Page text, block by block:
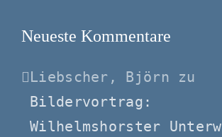
Neueste Kommentare
Liebscher, Björn zu
Bildervortrag:
Wilhelmshorster